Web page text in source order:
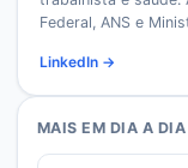
Federal, ANS e
LinkedIn →
MAIS EM DIA A DIA